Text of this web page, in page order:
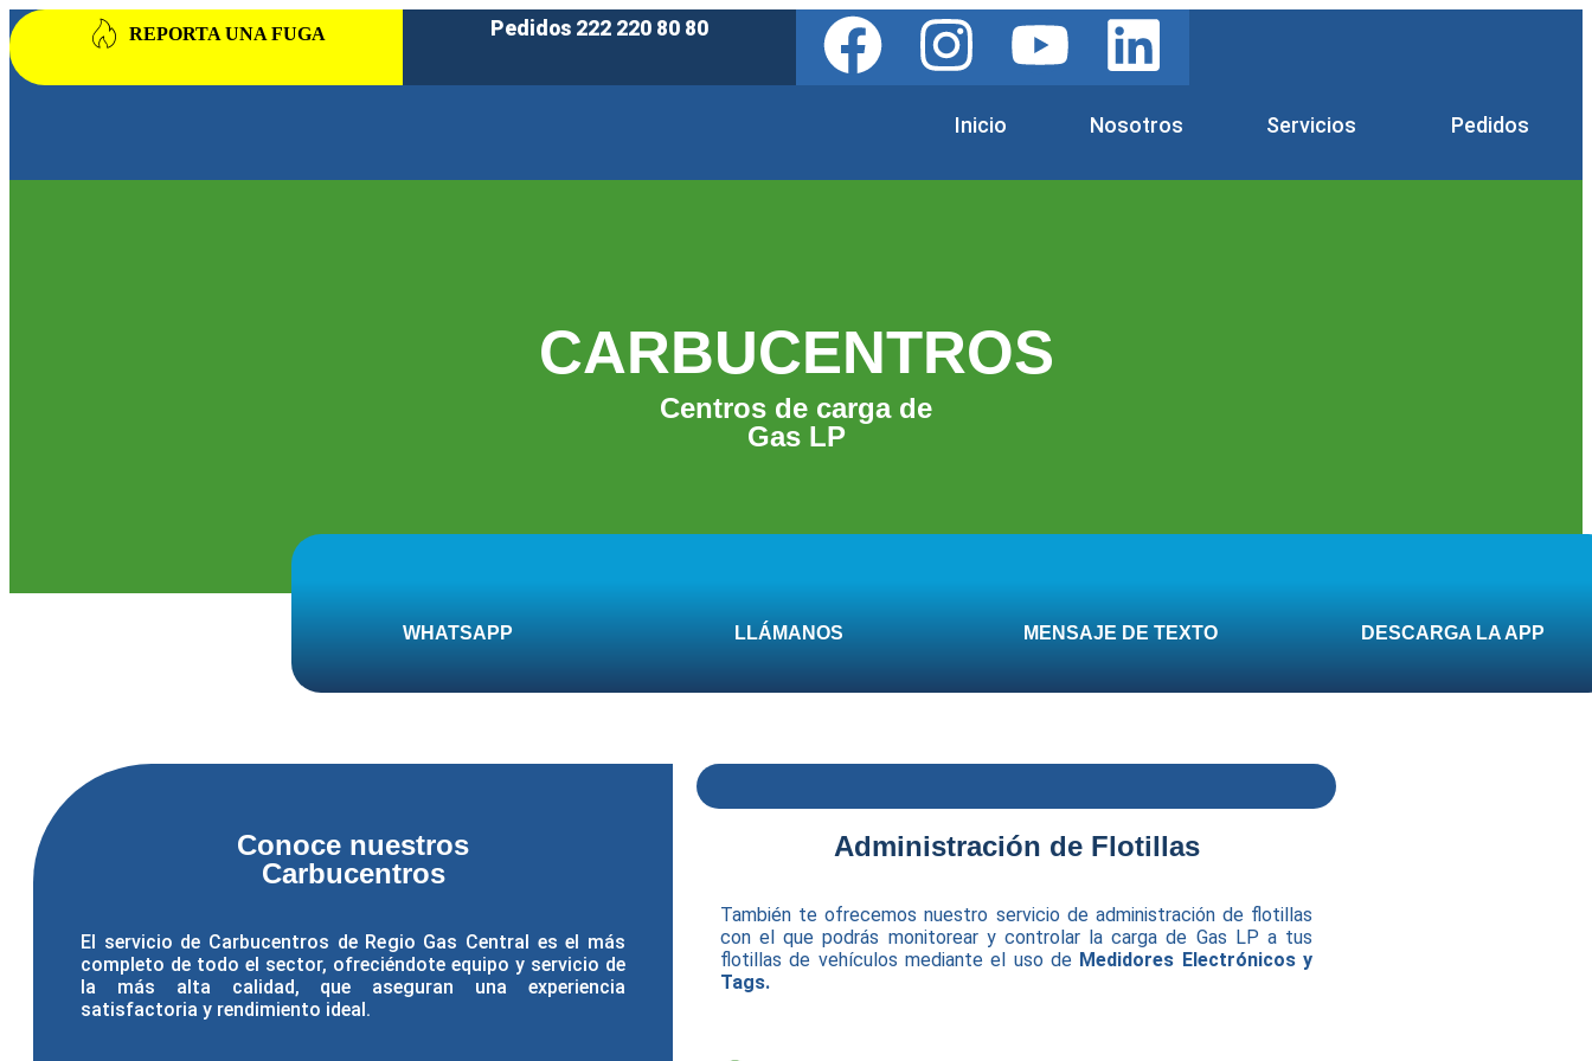
REPORTA UNA FUGA Pedidos 222 220 80 80
Inicio Nosotros Servicios Pedidos
CARBUCENTROS
Centros de carga de
Gas LP
WHATSAPP LLÁMANOS MENSAJE DE TEXTO DESCARGA LA APP
Conoce nuestros
Carbucentros
El servicio de Carbucentros de Regio Gas Central es el más
completo de todo el sector, ofreciéndote equipo y servicio de
la más alta calidad, que aseguran una experiencia
satisfactoria y rendimiento ideal.
Administración de Flotillas
También te ofrecemos nuestro servicio de administración de flotillas
con el que podrás monitorear y controlar la carga de Gas LP a tus
flotillas de vehículos mediante el uso de Medidores Electrónicos y
Tags.